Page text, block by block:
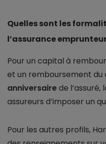
Quelles sont les
l’assurance
Pour un capital à
et un remboursement du
anniversairede l’assuré,
assureurs d’imposer un
Pour les autres profils,